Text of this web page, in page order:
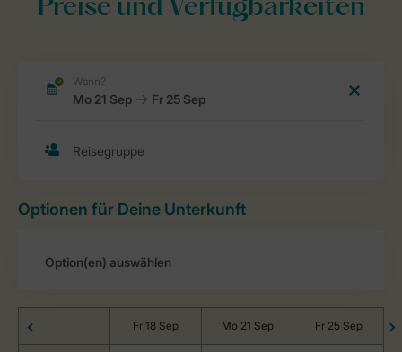
Preise und Verfügbarkeiten
Optionen für Deine Unterkunft
Fr 18 Sep Mo 21 Sep Fr 25 Sep